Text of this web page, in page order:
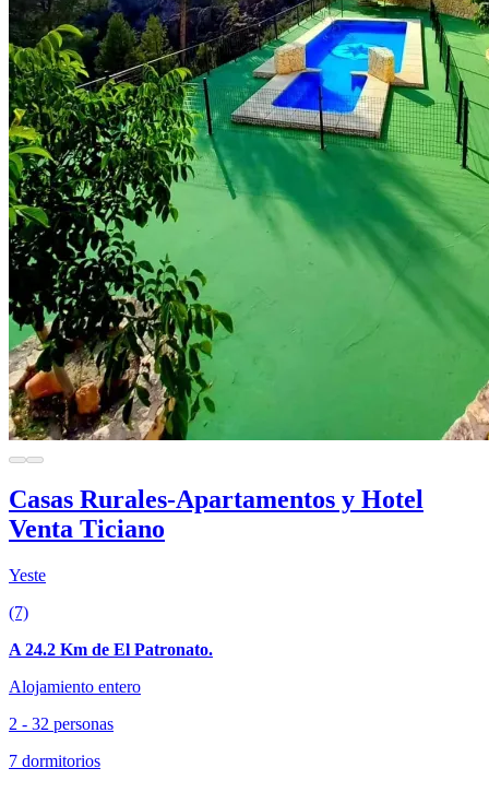
Casas Rurales-Apartamentos y Hotel
Venta Ticiano
Yeste
(7)
A 24.2 Km de El Patronato.
Alojamiento entero
2 - 32 personas
7 dormitorios